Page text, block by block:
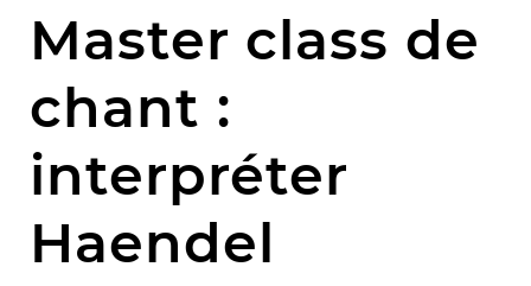
Master class de
chant :
interpréter
Haendel